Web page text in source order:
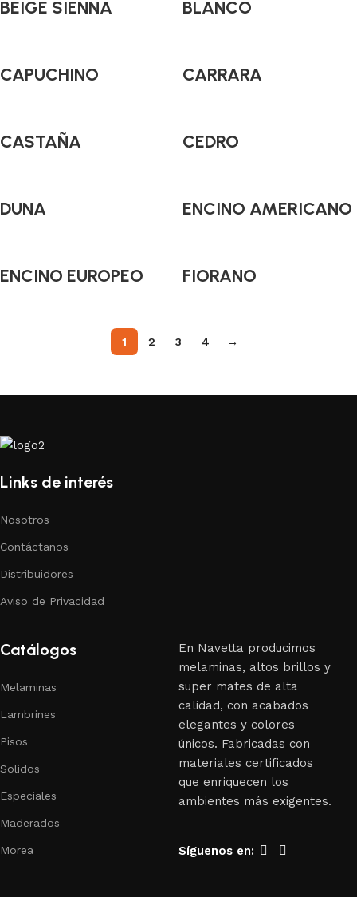
BEIGE SIENNA BLANCO
CAPUCHINO CARRARA
CASTAÑA CEDRO
DUNA ENCINO AMERICANO
ENCINO EUROPEO FIORANO
1 2 3 4 →
Links de interés
Nosotros
Contáctanos
Distribuidores
Aviso de Privacidad
Catálogos
Melaminas
Lambrines
Pisos
Solidos
Especiales
Maderados
Morea
En Navetta producimos
melaminas, altos brillos y
super mates de alta
calidad, con acabados
elegantes y colores
únicos. Fabricadas con
materiales certificados
que enriquecen los
ambientes más exigentes.
Síguenos en: